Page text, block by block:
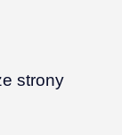
strony